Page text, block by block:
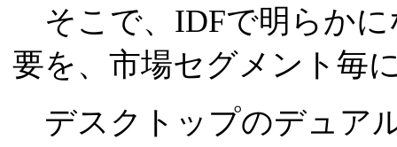
そこで、IDFで明らかに
要を、市場セグメント毎
デスクトップのデュア